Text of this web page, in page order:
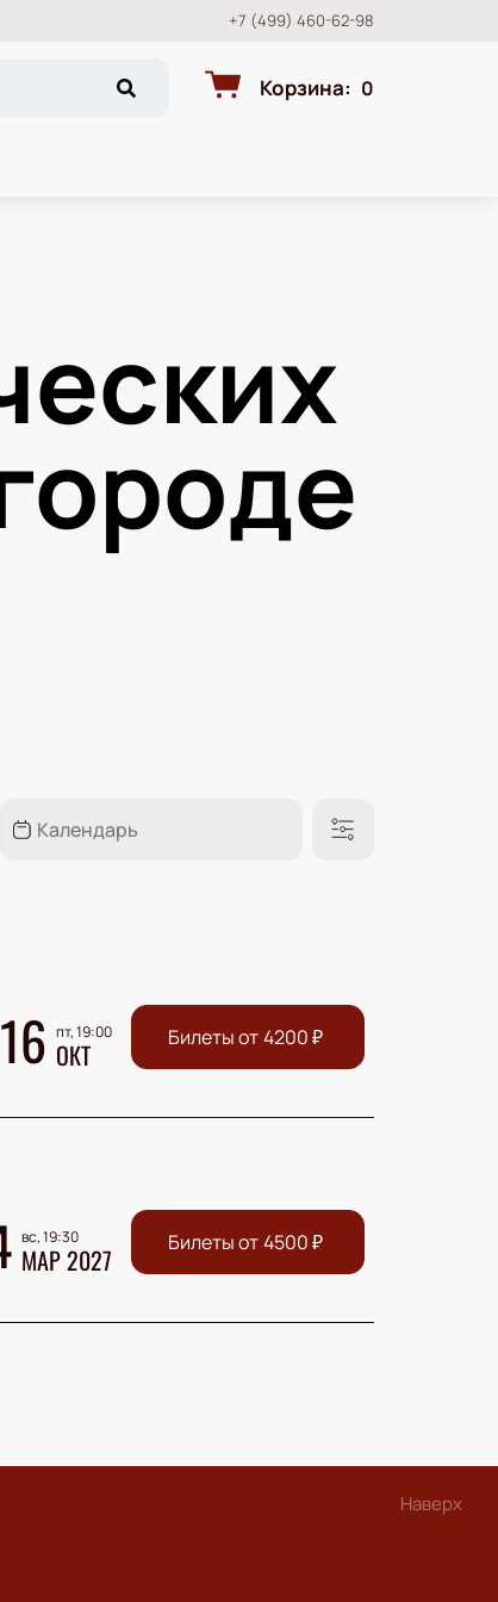
+7 (499) 460-62-98
Корзина: 0
16 пт, 19:00
ОКТ Билеты от 4200₽
вс, 19:30
МАР 2027 Билеты от 4500₽
Наверх